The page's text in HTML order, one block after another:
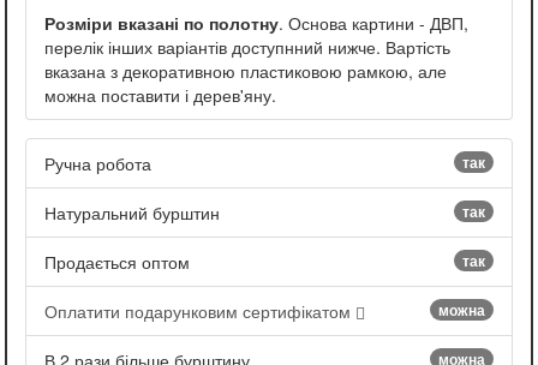
Розміри вказані по полотну. Основа картини - ДВП,
перелік інших варіантів доступнний нижче. Вартість
вказана з декоративною пластиковою рамкою, але
можна поставити і дерев'яну.
так
Ручна робота
так
Натуральний бурштин
так
Продається оптом
можна
Оплатити подарунковим сертифікатом
можна
В 2 рази більше бурштину